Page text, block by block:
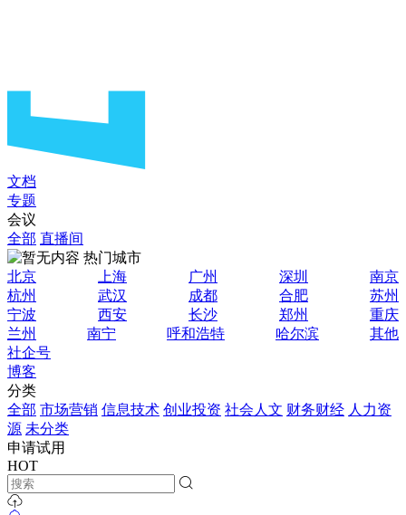
文档
专题
会议
全部 直播间
热门城市
北京
上海 广州 深圳
南京
杭州
武汉 成都 合肥
苏州
宁波
西安 长沙 郑州
重庆
兰州
南宁 呼和浩特 哈尔滨
其他
社企号
博客
分类
全部 市场营销 信息技术 创业投资 社会人文 财务财经 人力资
源 未分类
申请试用
HOT